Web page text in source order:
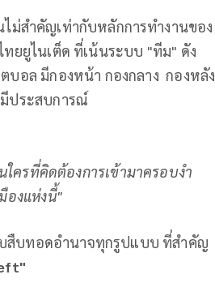
ไม่สำคัญเท่ากับหลักการทำงานของ
ทยยูไนเต็ด ที่เน้นระบบ "ทีม" ดัง
บอล มีกองหน้า กองกลาง กองหลัง
ประสบการณ์
ใครที่คิดต้องการเข้ามาครอบงำ
องแห่งนี้"
สืบทอดอำนาจทุกรูปแบบ ที่สำคัญ